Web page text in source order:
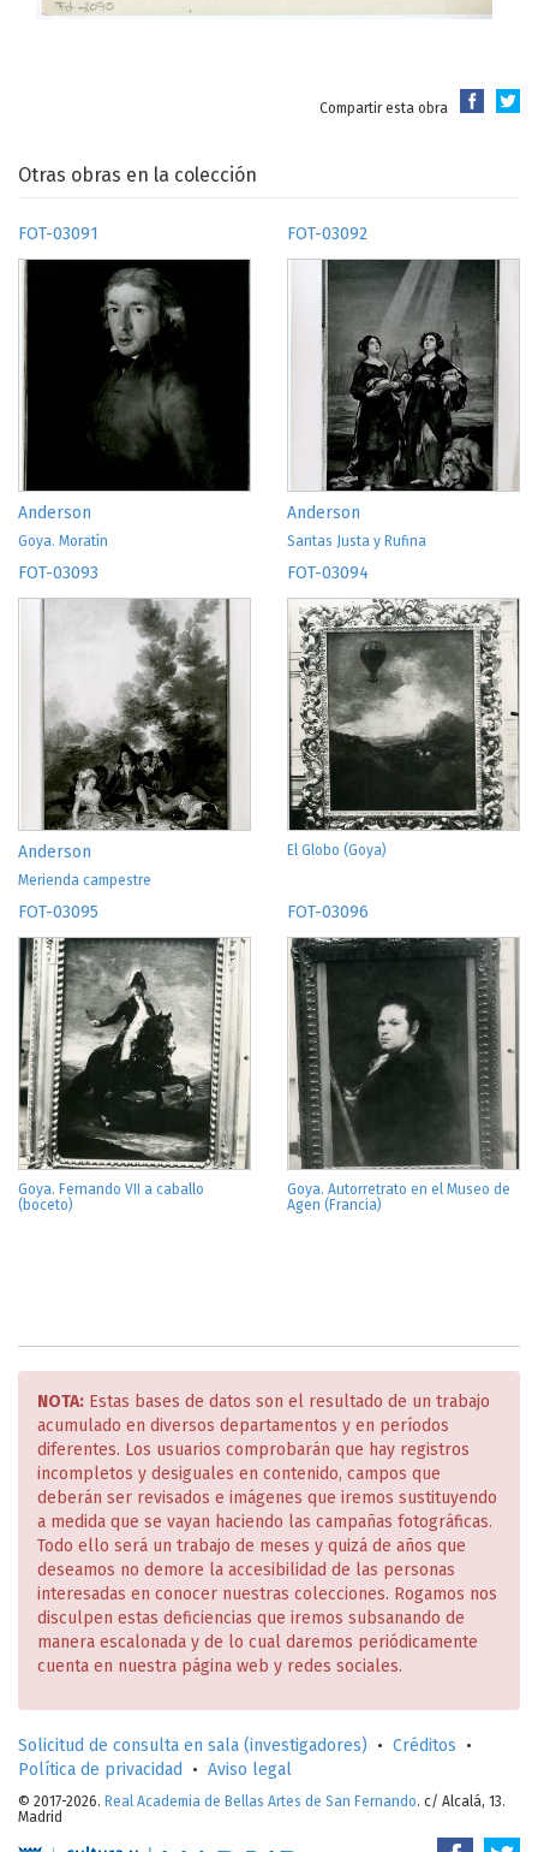
Compartir esta obra
Otras obras en la colección
FOT-03091
Anderson
Goya. Moratín
FOT-03092
Anderson
Santas Justa y Rufina
FOT-03093
Anderson
Merienda campestre
FOT-03094
El Globo (Goya)
FOT-03095
Goya. Fernando VII a caballo
(boceto)
FOT-03096
Goya. Autorretrato en el Museo de
Agen (Francia)
NOTA: Estas bases de datos son el resultado de un trabajo
acumulado en diversos departamentos y en períodos
diferentes. Los usuarios comprobarán que hay registros
incompletos y desiguales en contenido, campos que
deberán ser revisados e imágenes que iremos sustituyendo
a medida que se vayan haciendo las campañas fotográficas.
Todo ello será un trabajo de meses y quizá de años que
deseamos no demore la accesibilidad de las personas
interesadas en conocer nuestras colecciones. Rogamos nos
disculpen estas deficiencias que iremos subsanando de
manera escalonada y de lo cual daremos periódicamente
cuenta en nuestra página web y redes sociales.
Solicitud de consulta en sala (investigadores) • Créditos •
Política de privacidad
• Aviso legal
© 2017-2026. Real Academia de Bellas Artes de San Fernando. c/ Alcalá, 13.
Madrid